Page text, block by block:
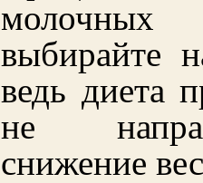
молочных
выбирайте
ведь диета
не
снижение